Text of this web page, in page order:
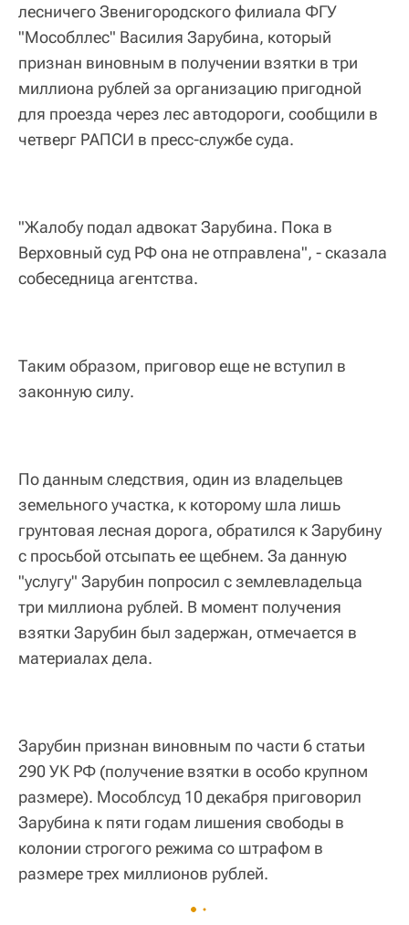
лесничего Звенигородского филиала ФГУ
"Мособллес" Василия Зарубина, который
признан виновным в получении взятки в три
миллиона рублей за организацию пригодной
для проезда через лес автодороги, сообщили в
четверг РАПСИ в пресс-службе суда.
"Жалобу подал адвокат Зарубина. Пока в
Верховный суд РФ она не отправлена", - сказала
собеседница агентства.
Таким образом, приговор еще не вступил в
законную силу.
По данным следствия, один из владельцев
земельного участка, к которому шла лишь
грунтовая лесная дорога, обратился к Зарубину
с просьбой отсыпать ее щебнем. За данную
"услугу" Зарубин попросил с землевладельца
три миллиона рублей. В момент получения
взятки Зарубин был задержан, отмечается в
материалах дела.
Зарубин признан виновным по части 6 статьи
290 УК РФ (получение взятки в особо крупном
размере). Мособлсуд 10 декабря приговорил
Зарубина к пяти годам лишения свободы в
колонии строгого режима со штрафом в
размере трех миллионов рублей.